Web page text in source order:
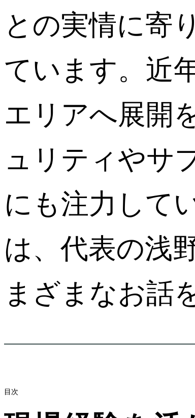
との実情に寄
ています。近
エリアへ展開
ュリティやサ
にも注力して
は、代表の浅
まざまなお話
目次